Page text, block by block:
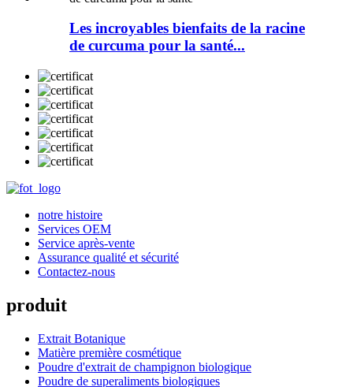
Les incroyables bienfaits de la racine
de curcuma pour la santé...
notre histoire
Services OEM
Service après-vente
Assurance qualité et sécurité
Contactez-nous
produit
Extrait Botanique
Matière première cosmétique
Poudre d'extrait de champignon biologique
Poudre de superaliments biologiques